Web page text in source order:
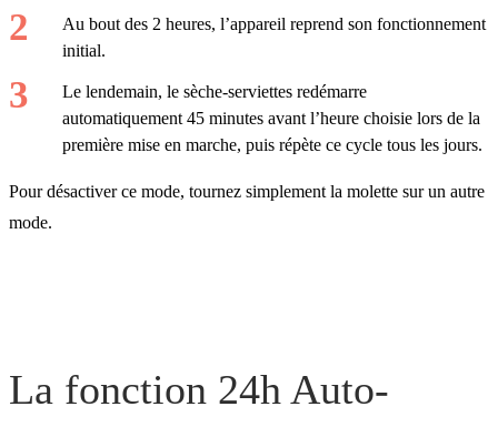
Au bout des 2 heures, l’appareil reprend son fonctionnement
initial.
Le lendemain, le sèche-serviettes redémarre
automatiquement 45 minutes avant l’heure choisie lors de la
première mise en marche, puis répète ce cycle tous les jours.
Pour désactiver ce mode, tournez simplement la molette sur un autre
mode.
La fonction 24h Auto-